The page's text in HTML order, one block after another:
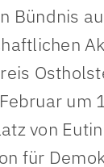
Bündnis
um
von
für